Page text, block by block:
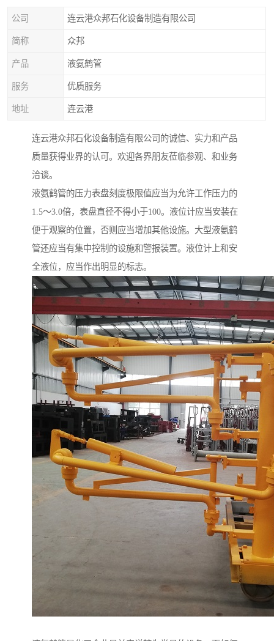
公司 连云港众邦石化设备制造有限公司
简称 众邦
产品 液氨鹤管
服务 优质服务
地址 连云港
连云港众邦石化设备制造有限公司的诚信、实力和产品
质量获得业界的认可。欢迎各界朋友莅临参观、和业务
洽谈。
液氨鹤管的压力表盘刻度极限值应当为允许工作压力的
1.5～3.0倍，表盘直径不得小于100。液位计应当安装在
便于观察的位置，否则应当增加其他设施。大型液氨鹤
管还应当有集中控制的设施和警报装置。液位计上和安
全液位，应当作出明显的标志。